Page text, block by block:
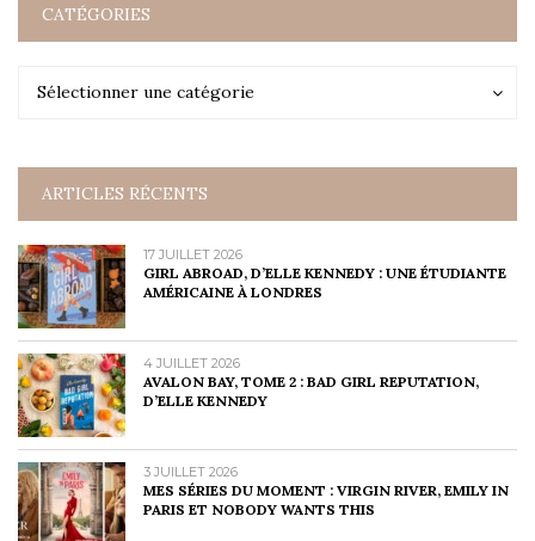
CATÉGORIES
Sélectionner une catégorie
Catégories
ARTICLES RÉCENTS
17 JUILLET 2026
GIRL ABROAD, D’ELLE KENNEDY : UNE ÉTUDIANTE
AMÉRICAINE À LONDRES
4 JUILLET 2026
AVALON BAY, TOME 2 : BAD GIRL REPUTATION,
D’ELLE KENNEDY
3 JUILLET 2026
MES SÉRIES DU MOMENT : VIRGIN RIVER, EMILY IN
PARIS ET NOBODY WANTS THIS